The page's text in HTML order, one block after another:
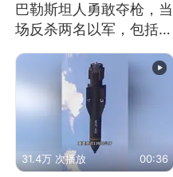
巴勒斯坦人勇敢夺枪，当
场反杀两名以军，包括一
31.4万 次播放 00:36